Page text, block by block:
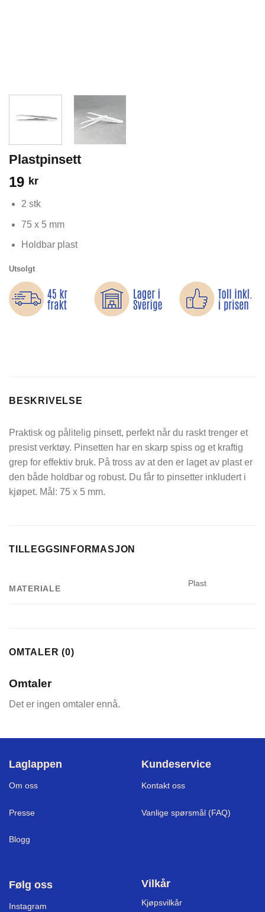
Plastpinsett
19 kr
2 stk
75 x 5 mm
Holdbar plast
Utsolgt
BESKRIVELSE
Praktisk og pålitelig pinsett, perfekt når du raskt trenger et
presist verktøy. Pinsetten har en skarp spiss og et kraftig
grep for effektiv bruk. På tross av at den er laget av plast er
den både holdbar og robust. Du får to pinsetter inkludert i
kjøpet. Mål: 75 x 5 mm.
TILLEGGSINFORMASJON
MATERIALE
Plast
OMTALER (0)
Omtaler
Det er ingen omtaler ennå.
Laglappen
Om oss
Presse
Blogg
Kundeservice
Kontakt oss
Vanlige spørsmål (FAQ)
Følg oss
Instagram
Vilkår
Kjøpsvilkår